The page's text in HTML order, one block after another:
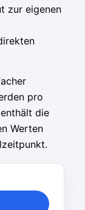
zur eigenen
pro
die
Werten